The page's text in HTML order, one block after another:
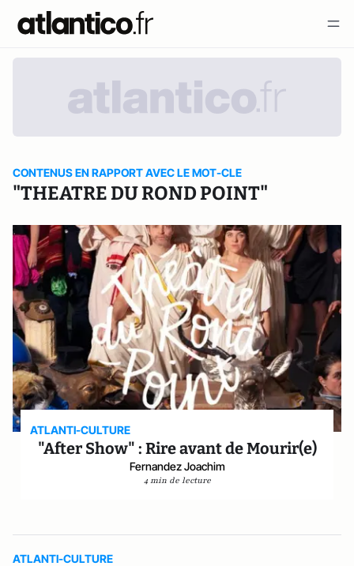
CONTENUS EN RAPPORT AVEC LE MOT-CLE
"THEATRE DU ROND POINT"
ATLANTI-CULTURE
"After Show" : Rire avant de Mourir(e)
Fernandez Joachim
4 min de lecture
ATLANTI-CULTURE